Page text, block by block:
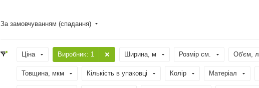
За замовчуванням (спадання)
Ціна Виробник: 1 Ширина, м Розмір см. Об'єм, л
Товщина, мкм Кількість в упаковці Колір Матеріал